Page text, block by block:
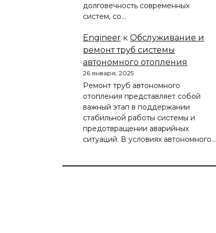
долговечность современных
систем, со…
Engineer к Обслуживание и
ремонт труб системы
автономного отопления
26 января, 2025
Ремонт труб автономного
отопления представляет собой
важный этап в поддержании
стабильной работы системы и
предотвращении аварийных
ситуаций. В условиях автономного…